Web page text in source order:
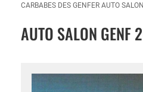
CARBABES DES GENFER AUTO
AUTO SALON GENF